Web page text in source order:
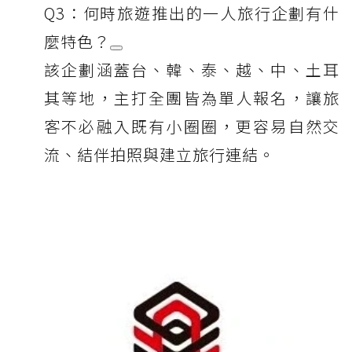
Q3：何時旅遊推出的一人旅行企劃有什
麼特色？
該企劃涵蓋台、韓、泰、越、中、土耳
其等地，主打全團皆為單人報名，讓旅
客不必融入既有小圈圈，更容易自然交
流、結伴拍照與建立旅行連結。